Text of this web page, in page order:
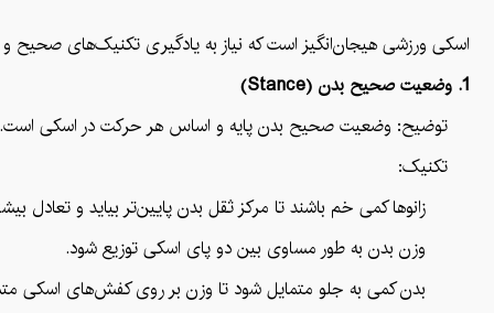
اسکی ورزشی هیجان‌انگیز است که نیاز به یادگیری تکنیک‌های صحیح
1. وضعیت صحیح بدن (Stance)
توضیح: وضعیت صحیح بدن پایه و اساس هر حرکت در اسکی
تکنیک:
زانوها کمی خم باشند تا مرکز ثقل بدن پایین‌تر بیاید و تعادل
وزن بدن به طور مساوی بین دو پای اسکی توزیع شود.
بدن کمی به جلو متمایل شود تا وزن بر روی کفش‌های اسکی